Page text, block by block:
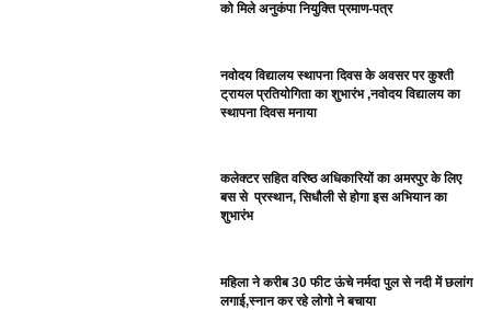
को मिले अनुकंपा नियुक्ति प्रमाण-पत्र
नवोदय विद्यालय स्थापना दिवस के अवसर पर कुश्ती
ट्रायल प्रतियोगिता का शुभारंभ ,नवोदय विद्यालय का
स्थापना दिवस मनाया
कलेक्टर सहित वरिष्ठ अधिकारियों का अमरपुर के लिए
बस से प्रस्थान, सिधौली से होगा इस अभियान का
शुभारंभ
महिला ने करीब 30 फीट ऊंचे नर्मदा पुल से नदी में छलांग
लगाई,स्नान कर रहे लोगो ने बचाया